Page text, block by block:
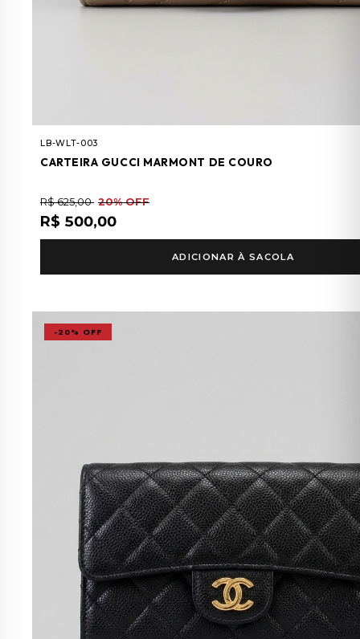
LB-WLT-003
CARTEIRA GUCCI MARMONT DE COURO
R$ 625,00 20% OFF
R$ 500,00
ADICIONAR À SACOLA
-20% OFF